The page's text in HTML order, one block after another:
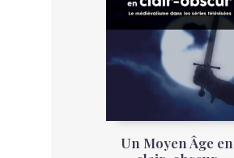
Un Moyen Âge en